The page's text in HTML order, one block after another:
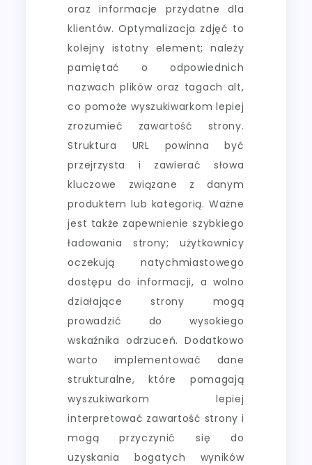
oraz informacje przydatne dla
klientów. Optymalizacja zdjęć to
kolejny istotny element; należy
pamiętać o odpowiednich
nazwach plików oraz tagach alt,
co pomoże wyszukiwarkom lepiej
zrozumieć zawartość strony.
Struktura URL powinna być
przejrzysta i zawierać słowa
kluczowe związane z danym
produktem lub kategorią. Ważne
jest także zapewnienie szybkiego
ładowania strony; użytkownicy
oczekują natychmiastowego
dostępu do informacji, a wolno
działające strony mogą
prowadzić do wysokiego
wskaźnika odrzuceń. Dodatkowo
warto implementować dane
strukturalne, które pomagają
wyszukiwarkom lepiej
interpretować zawartość strony i
mogą przyczynić się do
uzyskania bogatych wyników